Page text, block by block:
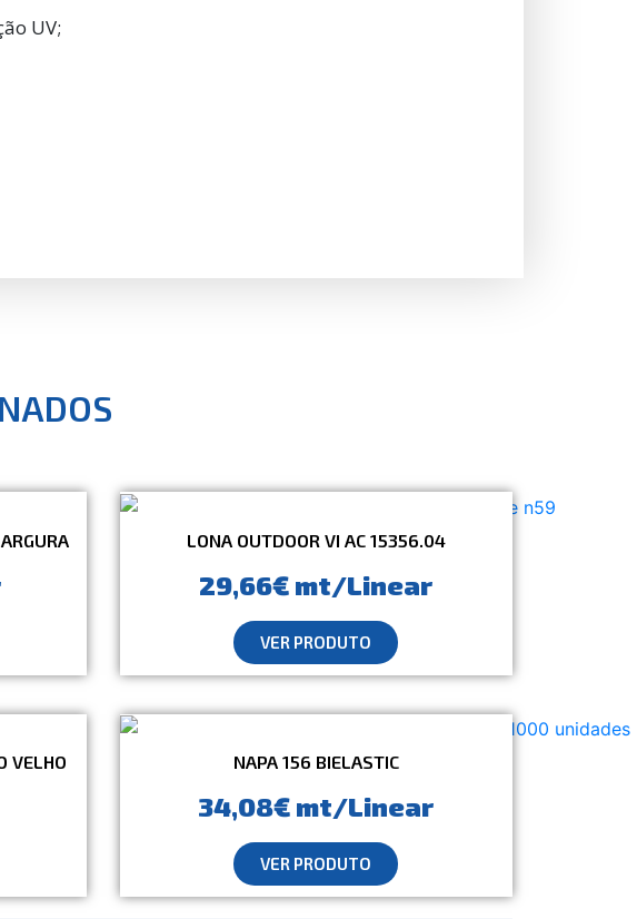
UV;
LONA OUTDOOR VI AC 15356.04
29,66€ mt/Linear
VER PRODUTO
VELHO NAPA 156 BIELASTIC
34,08€ mt/Linear
VER PRODUTO